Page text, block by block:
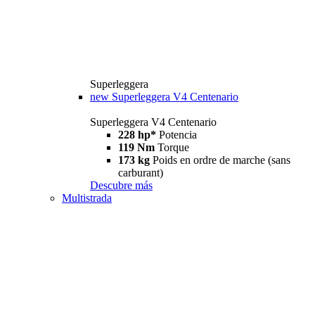
Superleggera
new Superleggera V4 Centenario
Superleggera V4 Centenario
228 hp* Potencia
119 Nm Torque
173 kg Poids en ordre de marche (sans
carburant)
Descubre más
Multistrada